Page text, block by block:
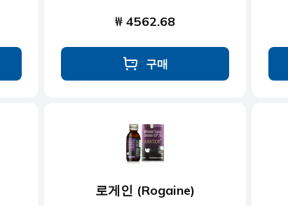
₩ 4562.68
구매
로게인 (Rogaine)